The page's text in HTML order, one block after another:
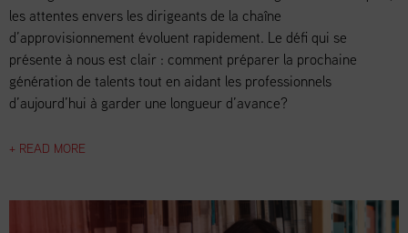
les attentes envers les dirigeants de la chaîne
d’approvisionnement évoluent rapidement. Le défi qui se
présente à nous est clair : comment préparer la prochaine
génération de talents tout en aidant les professionnels
d’aujourd’hui à garder une longueur d’avance?
+ READ MORE